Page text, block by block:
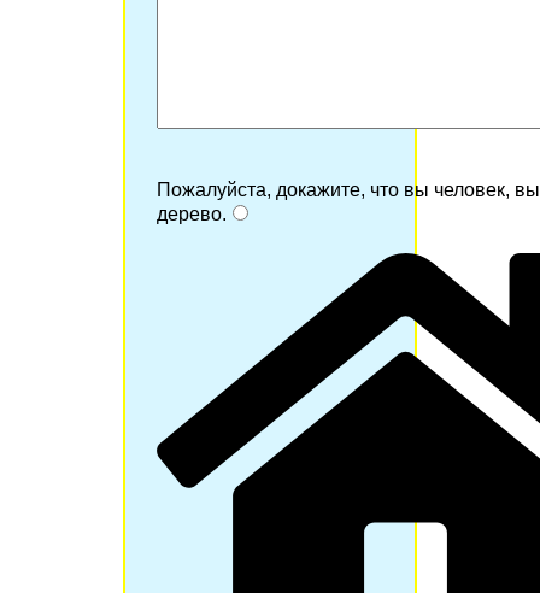
Пожалуйста, докажите, что вы человек,
дерево.